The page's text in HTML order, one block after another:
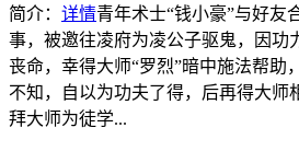
简介： 详情青年术士“钱小豪”与好友
事，被邀往凌府为凌公子驱鬼，因功
丧命，幸得大师“罗烈”暗中施法帮助
不知，自以为功夫了得，后再得大师
拜大师为徒学...